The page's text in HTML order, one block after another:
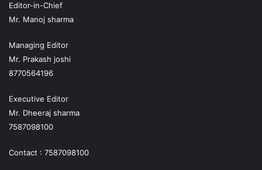
Editor-in-Chief
Mr. Manoj sharma
Managing Editor
Mr. Prakash joshi
8770564196
Executive Editor
Mr. Dheeraj sharma
7587098100
Contact : 7587098100